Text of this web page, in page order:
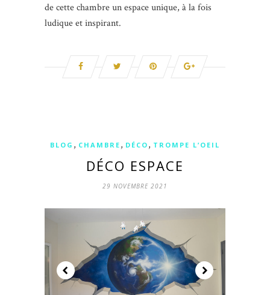
de cette chambre un espace unique, à la fois
ludique et inspirant.
BLOG , CHAMBRE , DÉCO , TROMPE L’OEIL
DÉCO ESPACE
29 NOVEMBRE 2021